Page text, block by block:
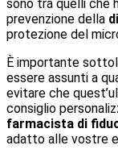
sono tra quelli che
prevenzione della
protezione del
È importante
essere assunti a
evitare che
consiglio
farmacista di
adatto alle vostre